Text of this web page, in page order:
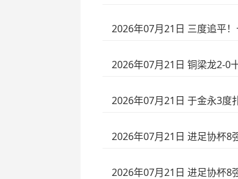
2026年07月21日 三度追平
2026年07月21日 铜梁龙2-0
2026年07月21日 于金永3度
2026年07月21日 进足协杯8
2026年07月21日 进足协杯8